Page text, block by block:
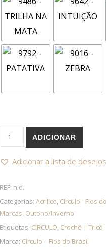
Quantidade de CÍRCULO Vênus
ADICIONAR
Adicionar a lista de desejos
REF: n.d.
Categorias: Acrílico, Círculo - Fios
Marcas, Outono/Inverno
Etiquetas: CIRCULO, Crochê | Tricô
Marca: Círculo – Fios do Brasil